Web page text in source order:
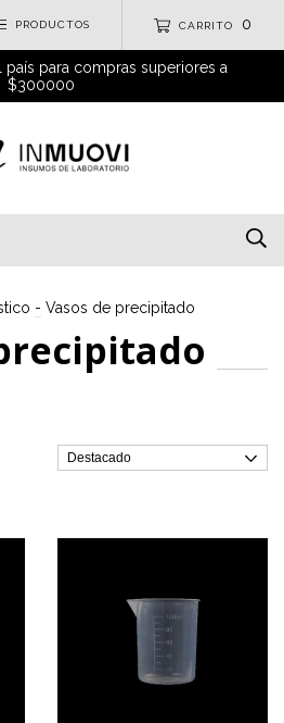
PRODUCTOS CARRITO 0
país para compras superiores a
$300000
- Vasos de precipitado